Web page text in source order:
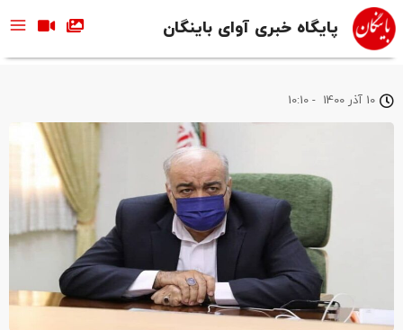
پایگاه خبری آوای باینگان
10 آذر 1400 -
10:10